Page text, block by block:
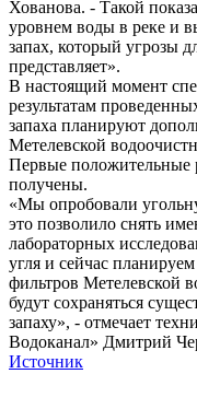
Хованова. - Такой
уровнем воды в реке и
запах, который угрозы
представляет».
В настоящий момент
результатам
запаха планируют
Метелевской
Первые положительные
получены.
«Мы опробовали
это позволило снять
лабораторных
угля и сейчас
фильтров Метелевской
будут сохраняться
запаху», - отмечает
Водоканал» Дмитрий
Источник